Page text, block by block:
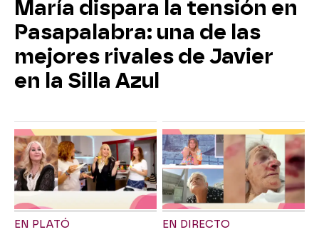
María dispara la tensión en
Pasapalabra: una de las
mejores rivales de Javier
en la Silla Azul
EN PLATÓ EN DIRECTO